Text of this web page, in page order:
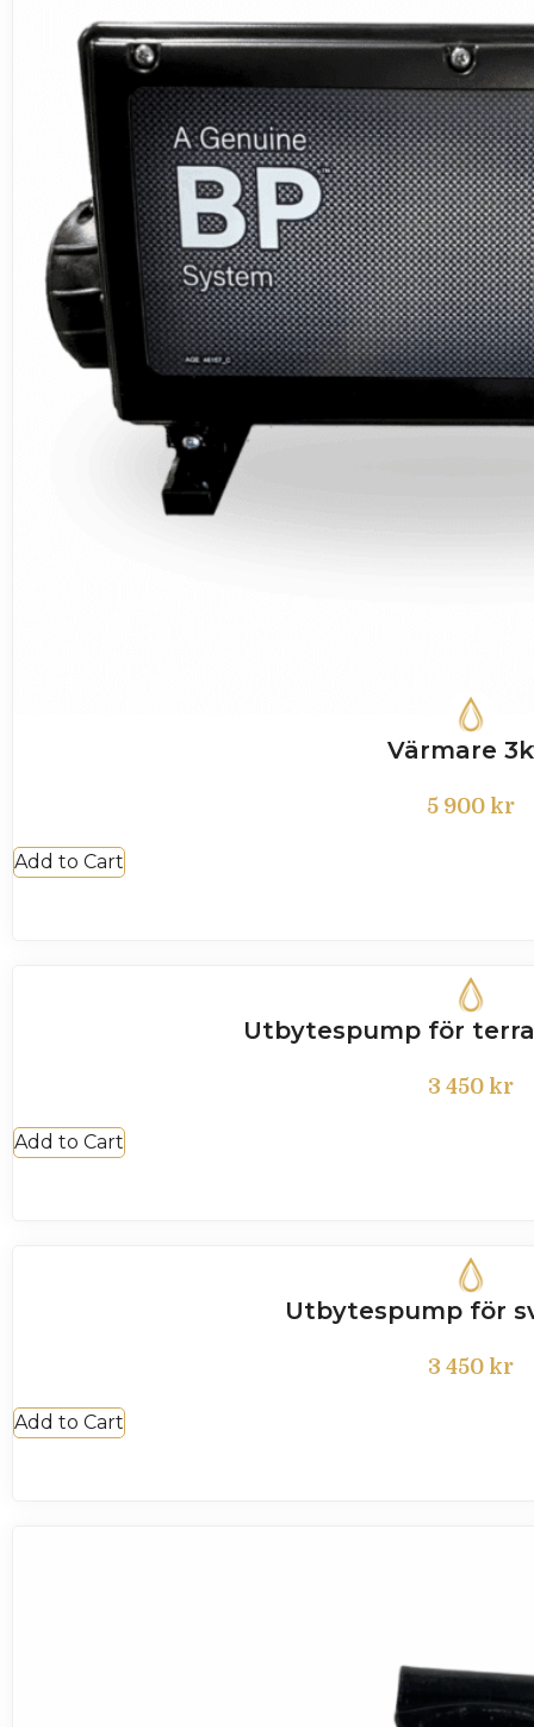
Värmare
5 900 kr
Add to Cart
Utbytespump för
3 450 kr
Add to Cart
Utbytespump för
3 450 kr
Add to Cart